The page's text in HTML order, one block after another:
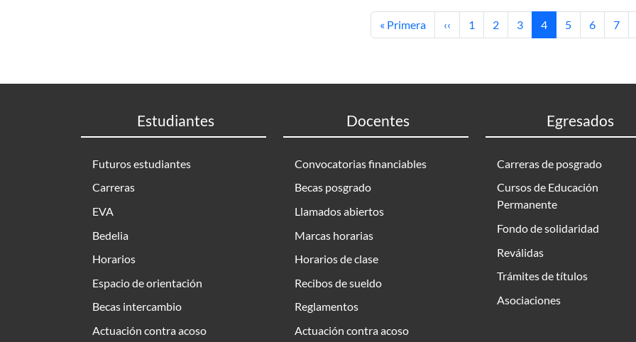
First page
« Primera Previous page
‹‹ Page
1 Page
2 Page
3 Current page
4 Page
5 Page
6 Page
7
Estudiantes
Futuros estudiantes
Carreras
EVA
Bedelia
Horarios
Espacio de orientación
Becas intercambio
Actuación contra acoso
Docentes
Convocatorias financiables
Becas posgrado
Llamados abiertos
Marcas horarias
Horarios de clase
Recibos de sueldo
Reglamentos
Actuación contra acoso
Egresados
Carreras de posgrado
Cursos de Educación
Permanente
Fondo de solidaridad
Reválidas
Trámites de títulos
Asociaciones